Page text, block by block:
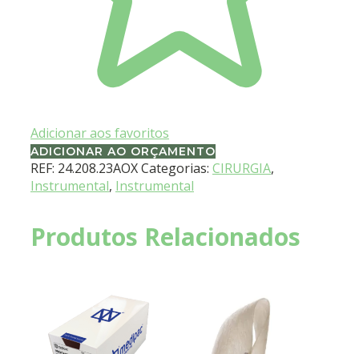
Adicionar aos favoritos
ADICIONAR AO ORÇAMENTO
REF: 24.208.23AOXCategorias: CIRURGIA,
Instrumental, Instrumental
Produtos Relacionados